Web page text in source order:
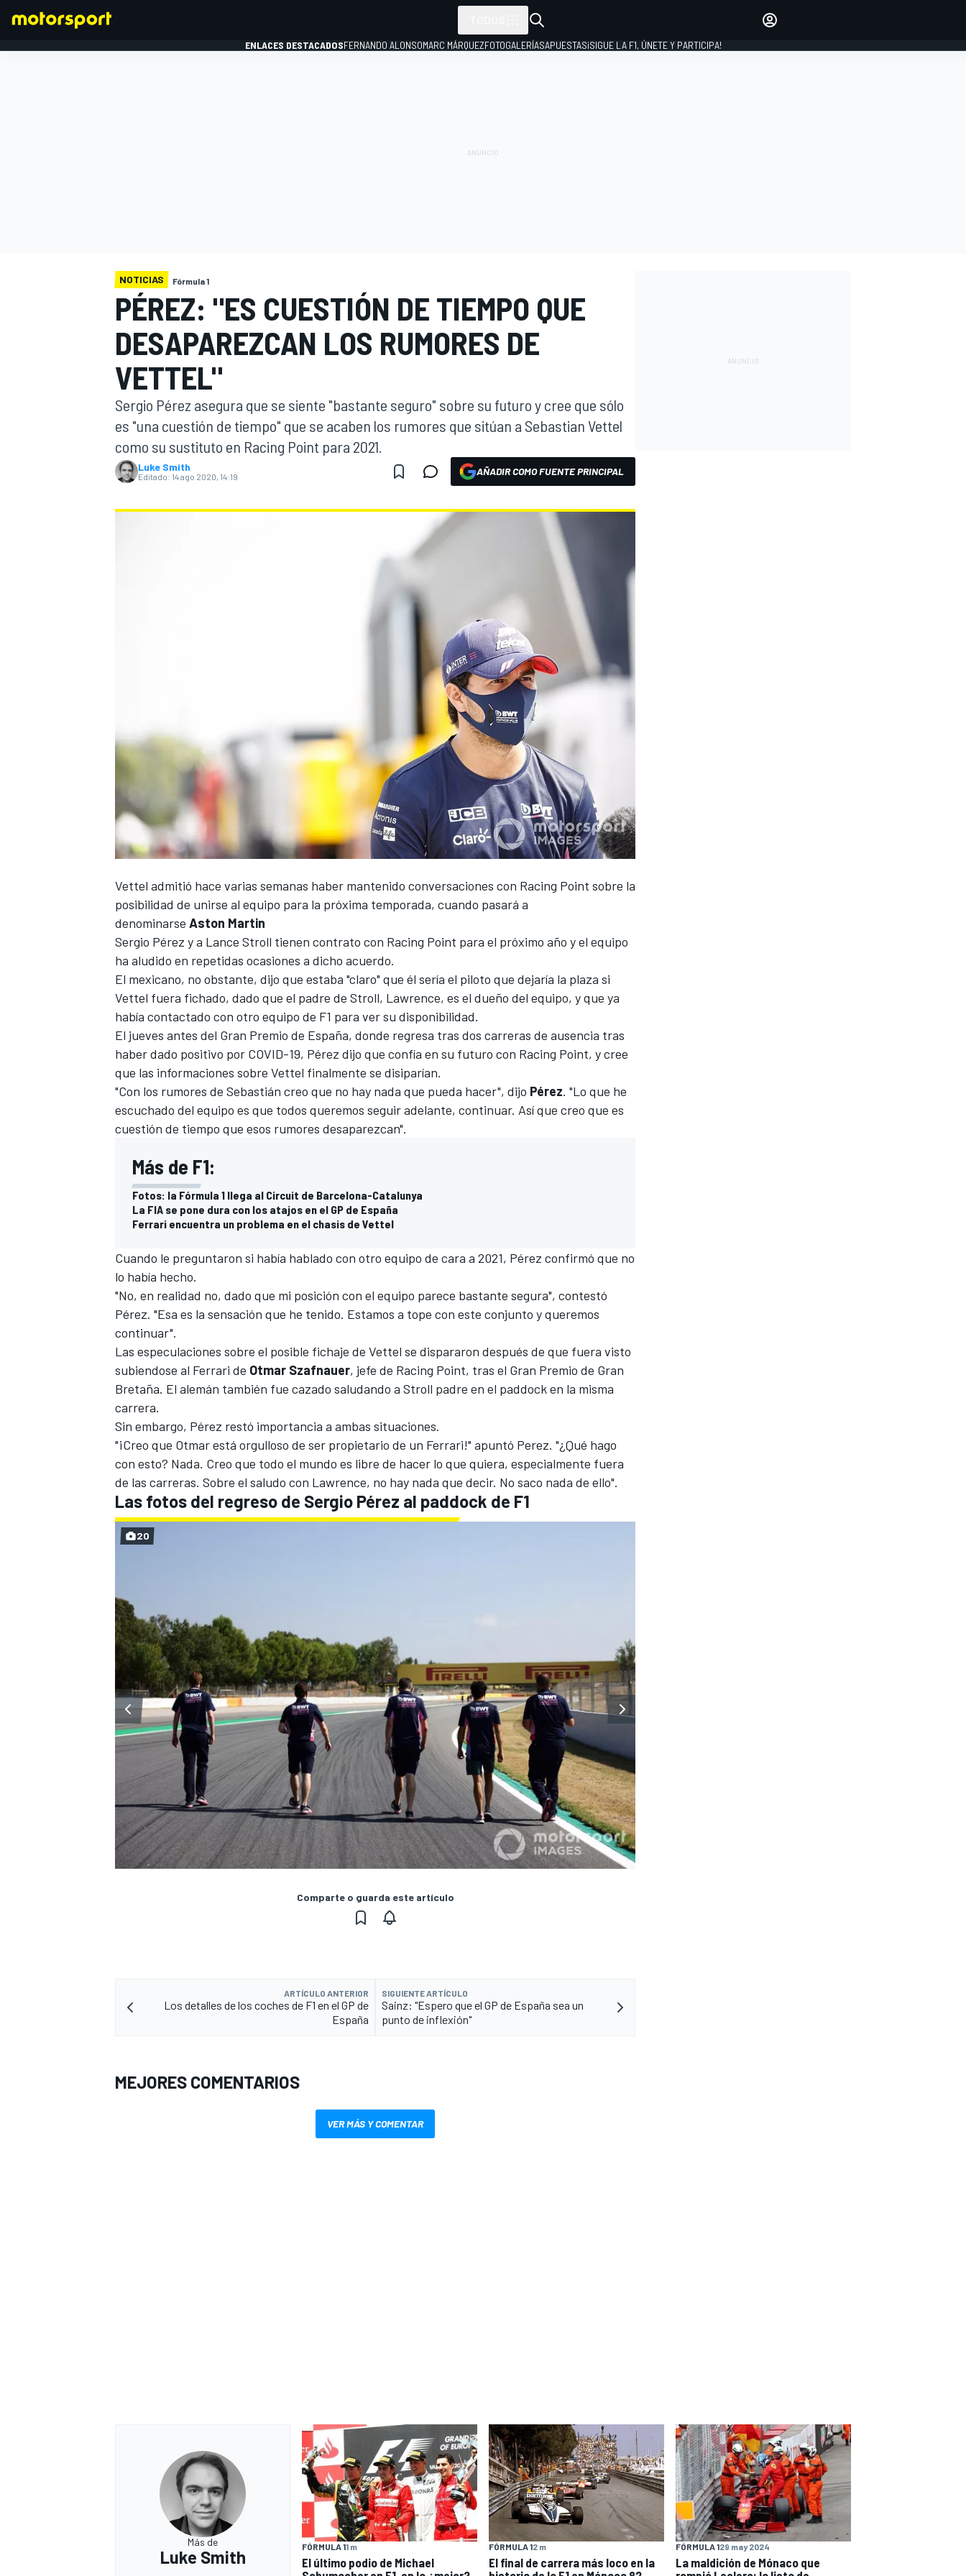
MÁS CATEGORÍAS
ENLACES DESTACADOSFERNANDO ALONSOMARC MÁRQUEZFOTOGALERÍASAPUESTAS¡SIGUE LA F1, ÚNETE Y PARTICIPA!
NOTICIAS Fórmula 1
PÉREZ: "ES CUESTIÓN DE TIEMPO QUE
DESAPAREZCAN LOS RUMORES DE
VETTEL"
Sergio Pérez asegura que se siente "bastante seguro" sobre su futuro y cree que sólo
es "una cuestión de tiempo" que se acaben los rumores que sitúan a Sebastian Vettel
como su sustituto en Racing Point para 2021.
Luke Smith
Editado: 14 ago 2020, 14:19 AÑADIR COMO FUENTE PRINCIPAL
Vettel admitió hace varias semanas haber mantenido conversaciones con Racing Point sobre la
posibilidad de unirse al equipo para la próxima temporada, cuando pasará a
denominarse Aston Martin
Sergio Pérez y a Lance Stroll tienen contrato con Racing Point para el próximo año y el equipo
ha aludido en repetidas ocasiones a dicho acuerdo.
El mexicano, no obstante, dijo que estaba "claro" que él sería el piloto que dejaría la plaza si
Vettel fuera fichado, dado que el padre de Stroll, Lawrence, es el dueño del equipo, y que ya
había contactado con otro equipo de F1 para ver su disponibilidad.
El jueves antes del Gran Premio de España, donde regresa tras dos carreras de ausencia tras
haber dado positivo por COVID-19, Pérez dijo que confía en su futuro con Racing Point, y cree
que las informaciones sobre Vettel finalmente se disiparían.
"Con los rumores de Sebastián creo que no hay nada que pueda hacer", dijo Pérez. "Lo que he
escuchado del equipo es que todos queremos seguir adelante, continuar. Así que creo que es
cuestión de tiempo que esos rumores desaparezcan".
Más de F1:
Fotos: la Fórmula 1 llega al Circuit de Barcelona-Catalunya
La FIA se pone dura con los atajos en el GP de España
Ferrari encuentra un problema en el chasis de Vettel
Cuando le preguntaron si había hablado con otro equipo de cara a 2021, Pérez confirmó que no
lo había hecho.
"No, en realidad no, dado que mi posición con el equipo parece bastante segura", contestó
Pérez. "Esa es la sensación que he tenido. Estamos a tope con este conjunto y queremos
continuar".
Las especulaciones sobre el posible fichaje de Vettel se dispararon después de que fuera visto
subiendose al Ferrari de Otmar Szafnauer, jefe de Racing Point, tras el Gran Premio de Gran
Bretaña. El alemán también fue cazado saludando a Stroll padre en el paddock en la misma
carrera.
Sin embargo, Pérez restó importancia a ambas situaciones.
"¡Creo que Otmar está orgulloso de ser propietario de un Ferrari!" apuntó Perez. "¿Qué hago
con esto? Nada. Creo que todo el mundo es libre de hacer lo que quiera, especialmente fuera
de las carreras. Sobre el saludo con Lawrence, no hay nada que decir. No saco nada de ello".
Las fotos del regreso de Sergio Pérez al paddock de F1
20
Comparte o guarda este artículo
ARTÍCULO ANTERIOR
Los detalles de los coches de F1 en el GP de
España
SIGUIENTE ARTÍCULO
Sainz: "Espero que el GP de España sea un
punto de inflexión"
MEJORES COMENTARIOS
VER MÁS Y COMENTAR
Más de
Luke Smith
FÓRMULA 11 m
El último podio de Michael
FÓRMULA 12 m
El final de carrera más loco en la
FÓRMULA 129 may 2024
La maldición de Mónaco que